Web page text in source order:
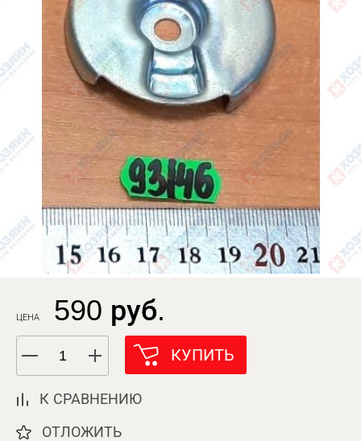
ЦЕНА 590 руб.
КУПИТЬ
К СРАВНЕНИЮ
ОТЛОЖИТЬ